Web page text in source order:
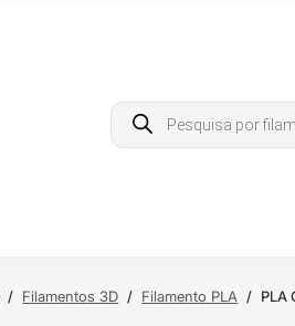
Products
search
/ Filamentos 3D / Filamento PLA / PLA